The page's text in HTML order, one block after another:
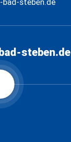
steben.de
steben.de